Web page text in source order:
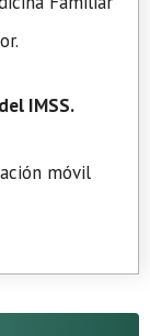
IMSS.
móvil